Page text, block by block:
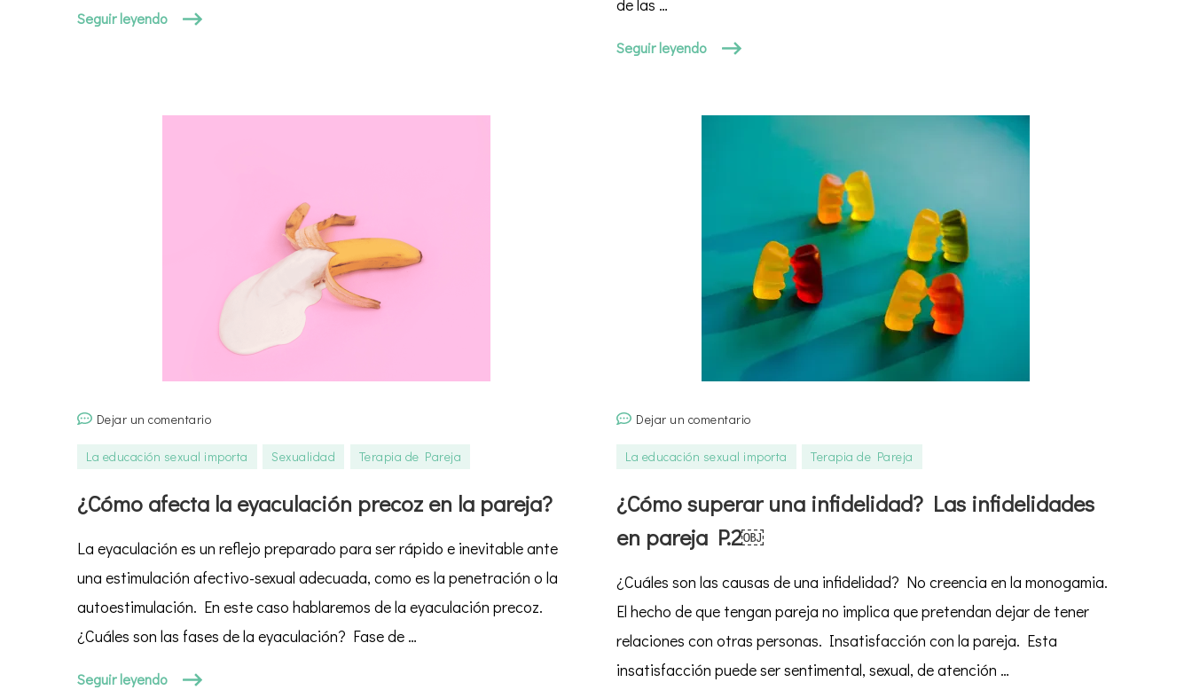
Seguir leyendo
de las …
Seguir leyendo
Dejar un comentarioen
afecta
eyaculación
en
la
pareja?
La educación sexual importa Sexualidad Terapia de Pareja
¿Cómo afecta la eyaculación precoz en la pareja?
La eyaculación es un reflejo preparado para ser rápido e inevitable ante
una estimulación afectivo-sexual adecuada, como es la penetración o la
autoestimulación. En este caso hablaremos de la eyaculación precoz.
¿Cuáles son las fases de la eyaculación? Fase de …
Seguir leyendo
Dejar un comentarioen
superar
infidelidad?
Las
en
P.2
￼
La educación sexual importa Terapia de Pareja
¿Cómo superar una infidelidad? Las infidelidades
en pareja P.2￼
¿Cuáles son las causas de una infidelidad? No creencia en la monogamia.
El hecho de que tengan pareja no implica que pretendan dejar de tener
relaciones con otras personas. Insatisfacción con la pareja. Esta
insatisfacción puede ser sentimental, sexual, de atención …